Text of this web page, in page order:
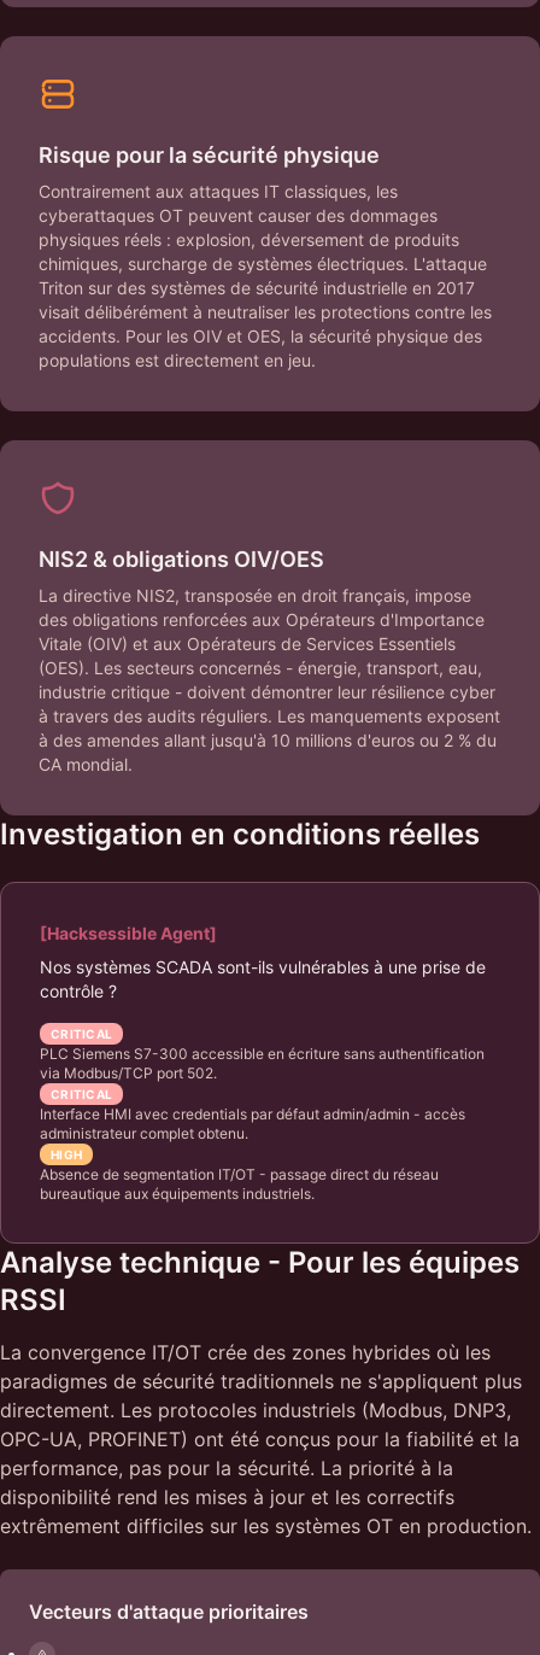
Risque pour la sécurité physique
Contrairement aux attaques IT classiques, les
cyberattaques OT peuvent causer des dommages
physiques réels : explosion, déversement de produits
chimiques, surcharge de systèmes électriques. L'attaque
Triton sur des systèmes de sécurité industrielle en 2017
visait délibérément à neutraliser les protections contre les
accidents. Pour les OIV et OES, la sécurité physique des
populations est directement en jeu.
NIS2 & obligations OIV/OES
La directive NIS2, transposée en droit français, impose
des obligations renforcées aux Opérateurs d'Importance
Vitale (OIV) et aux Opérateurs de Services Essentiels
(OES). Les secteurs concernés - énergie, transport, eau,
industrie critique - doivent démontrer leur résilience cyber
à travers des audits réguliers. Les manquements exposent
à des amendes allant jusqu'à 10 millions d'euros ou 2 % du
CA mondial.
Investigation en conditions réelles
[Hacksessible Agent]
Nos systèmes SCADA sont-ils vulnérables à une prise de
contrôle ?
CRITICAL
PLC Siemens S7-300 accessible en écriture sans authentification
via Modbus/TCP port 502.
CRITICAL
Interface HMI avec credentials par défaut admin/admin - accès
administrateur complet obtenu.
HIGH
Absence de segmentation IT/OT - passage direct du réseau
bureautique aux équipements industriels.
Analyse technique - Pour les équipes
RSSI
La convergence IT/OT crée des zones hybrides où les
paradigmes de sécurité traditionnels ne s'appliquent plus
directement. Les protocoles industriels (Modbus, DNP3,
OPC-UA, PROFINET) ont été conçus pour la fiabilité et la
performance, pas pour la sécurité. La priorité à la
disponibilité rend les mises à jour et les correctifs
extrêmement difficiles sur les systèmes OT en production.
Vecteurs d'attaque prioritaires